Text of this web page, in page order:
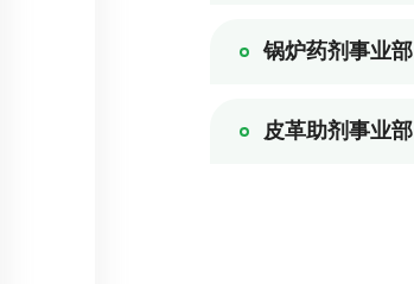
锅炉药剂事业部
皮革助剂事业部